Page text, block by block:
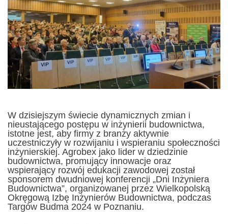
W dzisiejszym świecie dynamicznych zmian i
nieustającego postępu w inżynierii budownictwa,
istotne jest, aby firmy z branży aktywnie
uczestniczyły w rozwijaniu i wspieraniu społeczności
inżynierskiej. Agrobex jako lider w dziedzinie
budownictwa, promujący innowacje oraz
wspierający rozwój edukacji zawodowej został
sponsorem dwudniowej konferencji „Dni Inżyniera
Budownictwa”, organizowanej przez Wielkopolską
Okręgową Izbę Inżynierów Budownictwa, podczas
Targów Budma 2024 w Poznaniu.